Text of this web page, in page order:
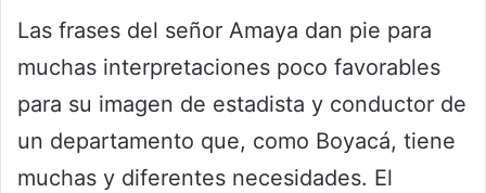
Las frases del señor Amaya dan pie para
muchas interpretaciones poco favorables
para su imagen de estadista y conductor de
un departamento que, como Boyacá, tiene
muchas y diferentes necesidades. El